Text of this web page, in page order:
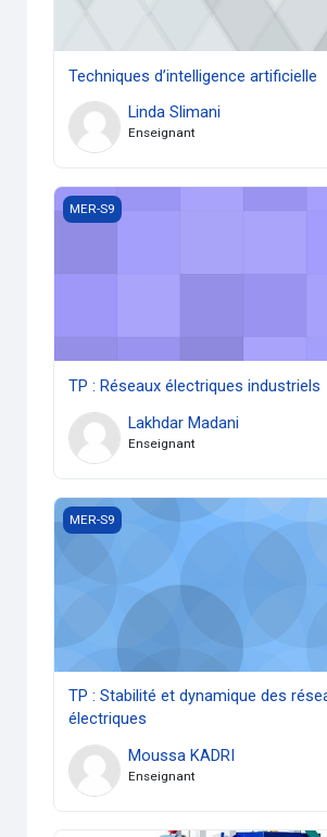
Techniques d’intelligence artificielle
Linda Slimani
Enseignant
TP : Réseaux électriques industriels
MER-S9
TP : Réseaux électriques industriels
Lakhdar Madani
Enseignant
TP : Stabilité et dynamique des
MER-S9
TP : Stabilité et dynamique des
électriques
Moussa KADRI
Enseignant